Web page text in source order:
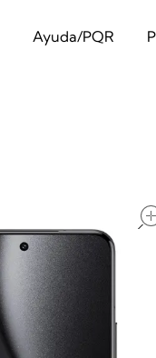
Ayuda/PQR